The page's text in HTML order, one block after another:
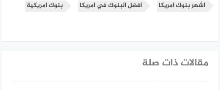
اشهر بنوك امريكا افضل البنوك في امريكا بنوك امريكية
مقالات ذات صلة